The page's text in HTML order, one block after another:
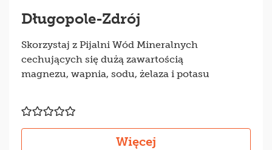
Długopole-Zdrój
Skorzystaj z Pijalni Wód Mineralnych
cechujących się dużą zawartością
magnezu, wapnia, sodu, żelaza i potasu
Więcej